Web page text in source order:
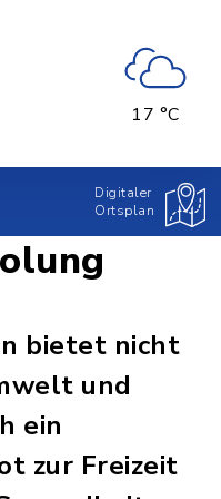
17 °C
Digitaler
Ortsplan
bietet nicht
und
ein
zur Freizeit